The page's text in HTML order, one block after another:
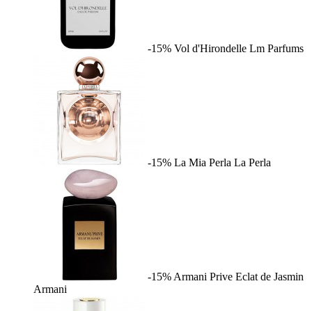
-15% Vol d'Hirondelle Lm Parfums
-15% La Mia Perla La Perla
-15% Armani Prive Eclat de Jasmin
Armani